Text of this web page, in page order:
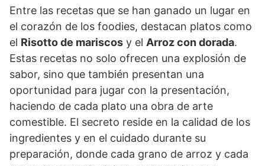
Entre las recetas que se han ganado un lugar en
el corazón de los foodies, destacan platos como
el Risotto de mariscos y el Arroz con dorada.
Estas recetas no solo ofrecen una explosión de
sabor, sino que también presentan una
oportunidad para jugar con la presentación,
haciendo de cada plato una obra de arte
comestible. El secreto reside en la calidad de los
ingredientes y en el cuidado durante su
preparación, donde cada grano de arroz y cada